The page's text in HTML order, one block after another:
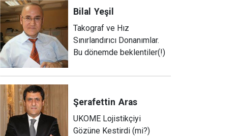
Bilal Yeşil
Takograf ve Hız
Sınırlandırıcı Donanımlar.
Bu dönemde beklentiler(!)
Şerafettin Aras
UKOME Lojistikçiyi
Gözüne Kestirdi (mi?)